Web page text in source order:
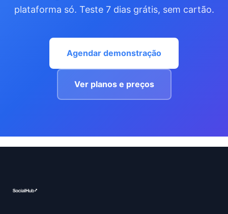
plataforma só. Teste 7 dias grátis, sem cartão.
Agendar demonstração
Ver planos e preços